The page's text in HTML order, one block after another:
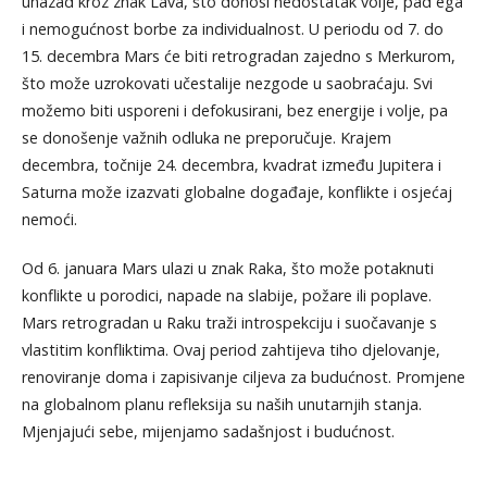
i nemogućnost borbe za individualnost. U periodu od 7. do
15. decembra Mars će biti retrogradan zajedno s Merkurom,
što može uzrokovati učestalije nezgode u saobraćaju. Svi
možemo biti usporeni i defokusirani, bez energije i volje, pa
se donošenje važnih odluka ne preporučuje. Krajem
decembra, točnije 24. decembra, kvadrat između Jupitera i
Saturna može izazvati globalne događaje, konflikte i osjećaj
nemoći.
Od 6. januara Mars ulazi u znak Raka, što može potaknuti
konflikte u porodici, napade na slabije, požare ili poplave.
Mars retrogradan u Raku traži introspekciju i suočavanje s
vlastitim konfliktima. Ovaj period zahtijeva tiho djelovanje,
renoviranje doma i zapisivanje ciljeva za budućnost. Promjene
na globalnom planu refleksija su naših unutarnjih stanja.
Mjenjajući sebe, mijenjamo sadašnjost i budućnost.